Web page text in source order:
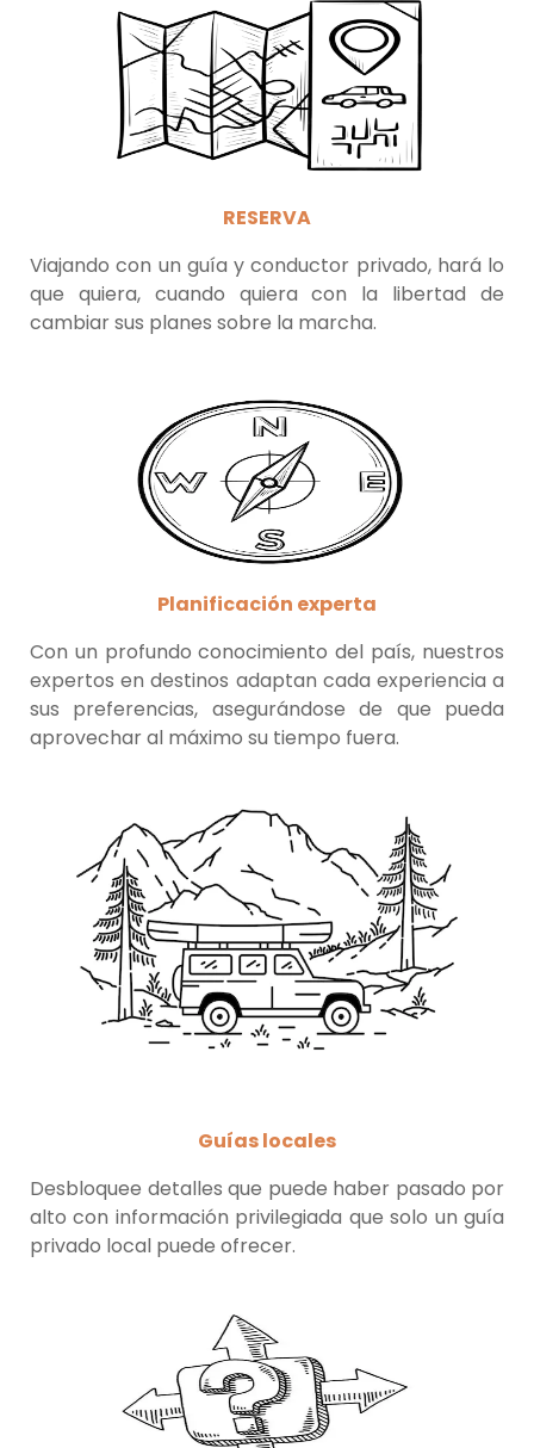
RESERVA
Viajando con un guía y conductor privado, hará lo
que quiera, cuando quiera con la libertad de
cambiar sus planes sobre la marcha.
Planificación experta
Con un profundo conocimiento del país, nuestros
expertos en destinos adaptan cada experiencia a
sus preferencias, asegurándose de que pueda
aprovechar al máximo su tiempo fuera.
Guías locales
Desbloquee detalles que puede haber pasado por
alto con información privilegiada que solo un guía
privado local puede ofrecer.